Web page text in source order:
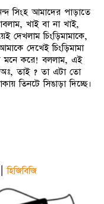
সিংহ আমাদের পাড়াতে
খাই বা না খাই,
দেখলাম চিংড়িমামাকে,
দেখেই চিংড়িমামা
মনে করে! বললাম, এই
তাই ? তা এটা তো
তিনটে সিঙাড়া দিচ্ছে।
|হিজিবিজি